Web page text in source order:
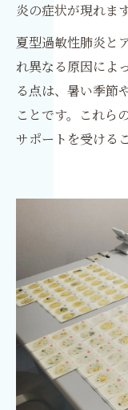
炎の症状が現れます
夏型過敏性肺炎と
れ異なる原因によ
る点は、暑い季節
ことです。これら
サポートを受ける